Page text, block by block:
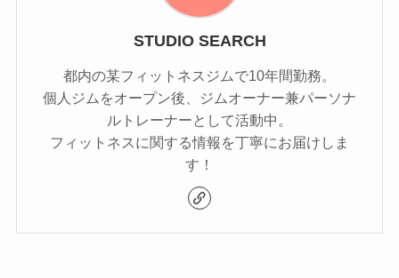
STUDIO SEARCH
都内の某フィットネスジムで10年間勤務。
個人ジムをオープン後、ジムオーナー兼パーソナ
ルトレーナーとして活動中。
フィットネスに関する情報を丁寧にお届けしま
す！